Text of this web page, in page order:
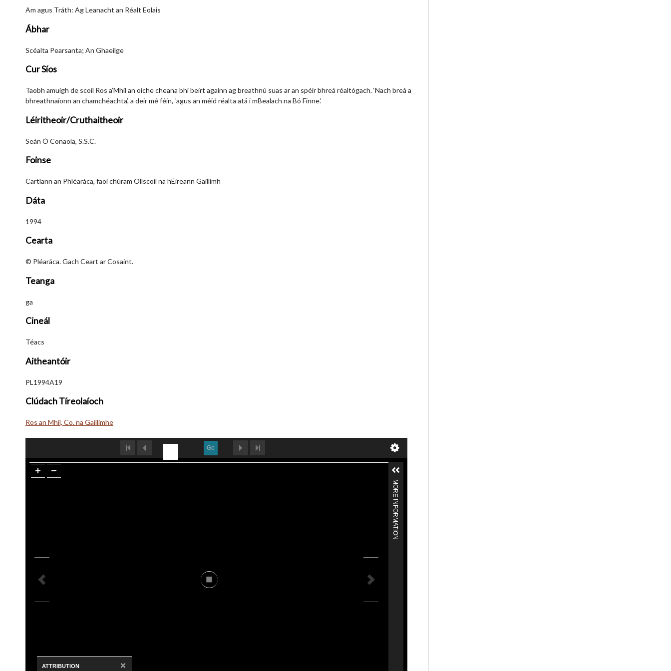
Am agus Tráth: Ag Leanacht an Réalt Eolais
Ábhar
Scéalta Pearsanta; An Ghaeilge
Cur Síos
Taobh amuigh de scoil Ros a’Mhíl an oíche cheana bhí beirt againn ag breathnú suas ar an spéir bhreá réaltógach. ‘Nach breá a
bhreathnaíonn an chamchéachta’, a deir mé féin, ‘agus an méid réalta atá i mBealach na Bó Finne.’
Léiritheoir/Cruthaitheoir
Seán Ó Conaola, S.S.C.
Foinse
Cartlann an Phléaráca, faoi chúram Ollscoil na hÉireann Gaillimh
Dáta
1994
Cearta
© Pléaráca. Gach Ceart ar Cosaint.
Teanga
ga
Cineál
Téacs
Aitheantóir
PL1994A19
Clúdach Tíreolaíoch
Ros an Mhíl, Co. na Gaillimhe
Go
ATTRIBUTION ×
MORE INFORMATION